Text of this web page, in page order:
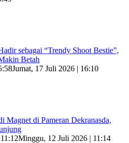
sebagai “Trendy Shoot Bestie”,
Betah
Jumat, 17 Juli 2026 | 16:10
Magnet di Pameran Dekranasda,
Minggu, 12 Juli 2026 | 11:14